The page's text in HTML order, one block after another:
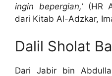
ingin bepergian,’(HR
dari Kitab Al-Adzkar,
Dalil Sholat
Dari Jabir bin